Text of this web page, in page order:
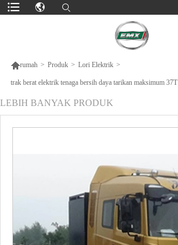
rumah > Produk > Lori Elektrik >
trak berat elektrik tenaga bersih daya tarikan maksimum 37T
LEBIH BANYAK PRODUK